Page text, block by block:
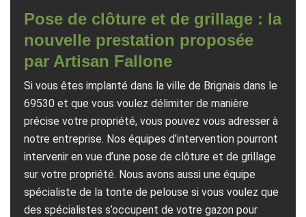
Pose de clôture et de grillage : la
nouvelle prestation proposée
par Artisan Fallone
Si vous êtes implanté dans la ville de Brignais dans le
69530 et que vous voulez délimiter de manière
précise votre propriété, vous pouvez vous adresser à
notre entreprise. Nos équipes d’intervention pourront
intervenir en vue d’une pose de clôture et de grillage
sur votre propriété. Nous avons aussi une équipe
spécialiste de la tonte de pelouse si vous voulez que
des spécialistes s’occupent de votre gazon pour